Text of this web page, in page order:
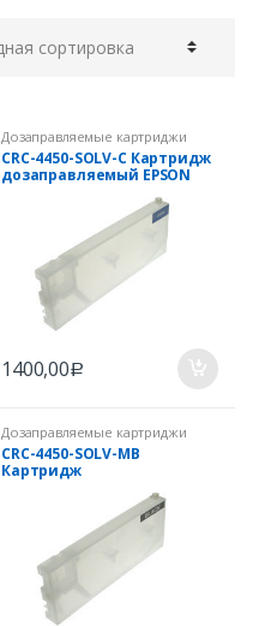
Дозаправляемые картриджи
CRC-4450-SOLV-C Картридж
дозаправляемый EPSON
чипом Cyan (Голубой)
1400,00Р
Дозаправляемые картриджи
CRC-4450-SOLV-MB
Картридж
Stylus Pro 4450 300 мл с
чипом Matte Black
(Матовый черный)